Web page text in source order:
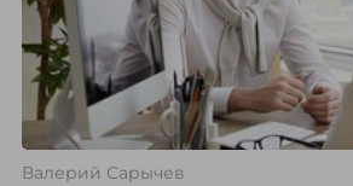
Валерий Сарычев